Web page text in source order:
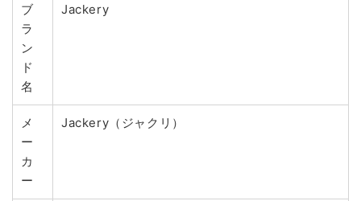
ブ
ラ
ン
ド
名
Jackery
メ
ー
カ
ー
Jackery（ジャクリ）